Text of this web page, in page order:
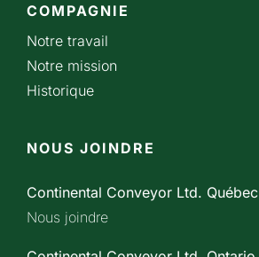
COMPAGNIE
Notre travail
Notre mission
Historique
NOUS JOINDRE
Continental Conveyor Ltd. Québec
Nous joindre